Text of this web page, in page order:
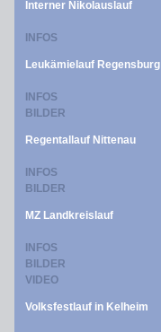
Interner Nikolauslauf
INFOS
Leukämielauf Regensburg
INFOS
BILDER
Regentallauf Nittenau
INFOS
BILDER
MZ Landkreislauf
INFOS
BILDER
VIDEO
Volksfestlauf in Kelheim